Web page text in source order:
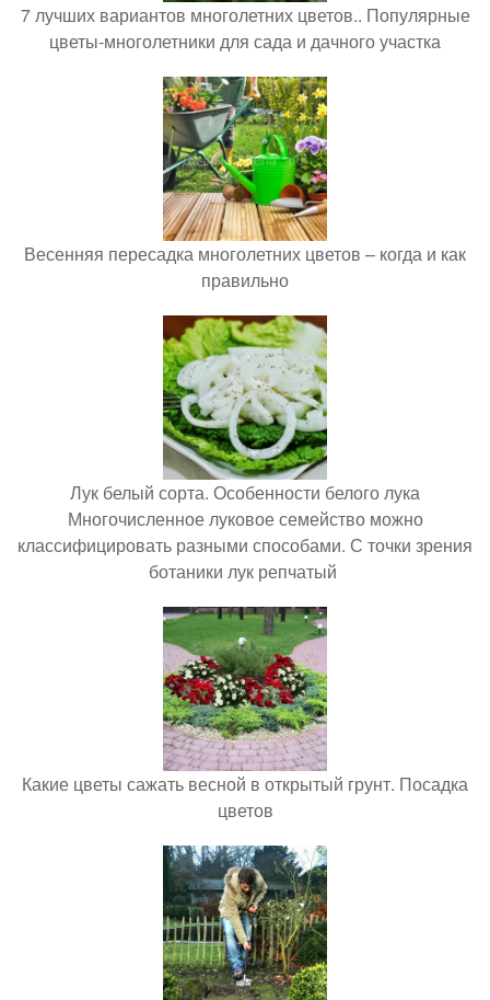
7 лучших вариантов многолетних цветов.. Популярные
цветы-многолетники для сада и дачного участка
Весенняя пересадка многолетних цветов – когда и как
правильно
Лук белый сорта. Особенности белого лука
Многочисленное луковое семейство можно
классифицировать разными способами. С точки зрения
ботаники лук репчатый
Какие цветы сажать весной в открытый грунт. Посадка
цветов